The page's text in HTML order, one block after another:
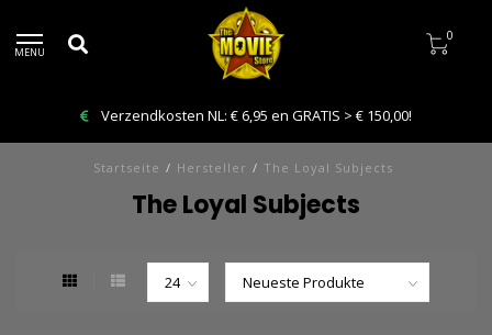
MENU
0
Verzendkosten NL: € 6,95 en GRATIS > € 150,00!
Startseite / Hersteller / The Loyal Subjects
The Loyal Subjects